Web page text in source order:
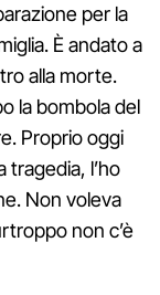
per la
È andato a
alla morte.
la bombola del
Proprio oggi
tragedia, l’ho
Non voleva
non c’è